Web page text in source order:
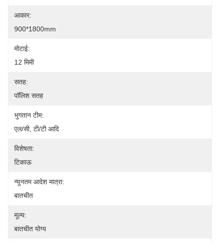
आकार:
900*1800mm
मोटाई:
12 मिमी
सतह:
पॉलिश सतह
भुगतान टीम:
एल/सी, टी/टी आदि
विशेषता:
टिकाऊ
न्यूनतम आदेश मात्रा:
बातचीत
मूल्य:
बातचीत योग्य